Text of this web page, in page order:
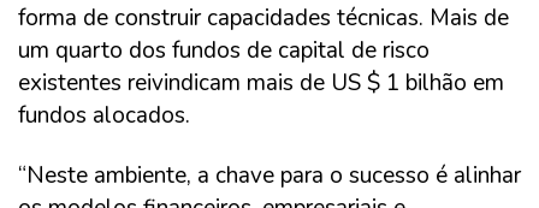
forma de construir capacidades técnicas. Mais de
um quarto dos fundos de capital de risco
existentes reivindicam mais de US $ 1 bilhão em
fundos alocados.
“Neste ambiente, a chave para o sucesso é alinhar